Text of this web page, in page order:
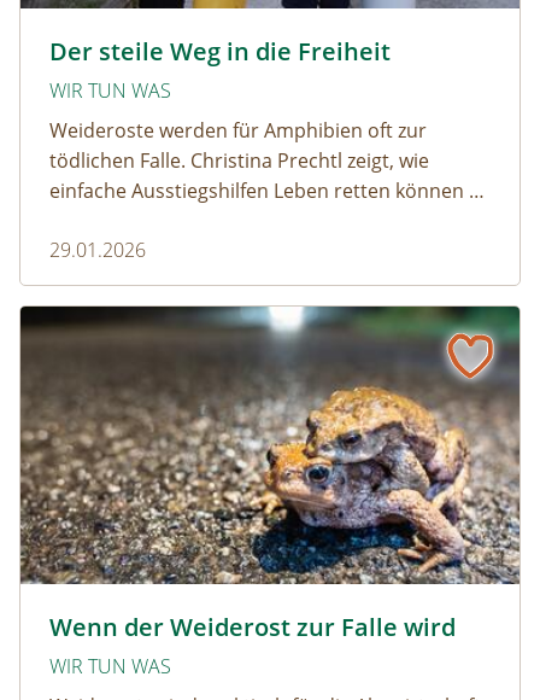
Der steile Weg in die Freiheit
WIR TUN WAS
Weideroste werden für Amphibien oft zur
tödlichen Falle. Christina Prechtl zeigt, wie
einfache Ausstiegshilfen Leben retten können –
Aufwand.
29.01.2026
Wenn der Weiderost zur Falle wird
WIR TUN WAS
Wenn der Weiderost zur Falle wird